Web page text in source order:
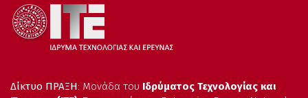
Δίκτυο ΠΡΑΞΗ: Μονάδα του Ιδρύματος Τεχνολογίας και